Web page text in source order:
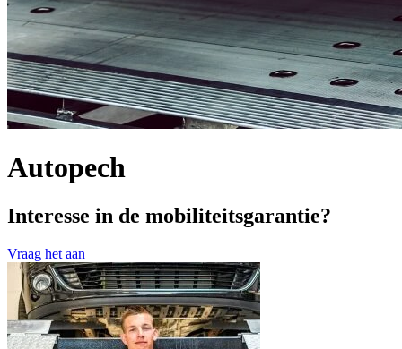
Autopech
Interesse in de mobiliteitsgarantie?
Vraag het aan